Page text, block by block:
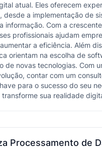
atual. Eles oferecem
desde a implementação de
informação. Com a
profissionais ajudam
a eficiência. Além
orientam na escolha de
de novas tecnologias. Com
contar com um
para o sucesso do seu
sua realidade
Processamento de